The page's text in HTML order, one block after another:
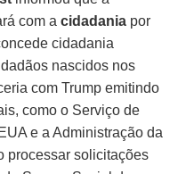
com acidadania por
cidadania
nascidos nos
com Trump emitindo
como o Serviço de
e a Administração da
processar solicitações